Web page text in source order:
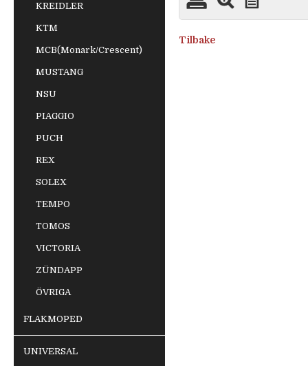
KREIDLER
KTM
MCB(Monark/Crescent)
MUSTANG
NSU
PIAGGIO
PUCH
REX
SOLEX
TEMPO
TOMOS
VICTORIA
ZÜNDAPP
ÖVRIGA
FLAKMOPED
UNIVERSAL
Tilbake